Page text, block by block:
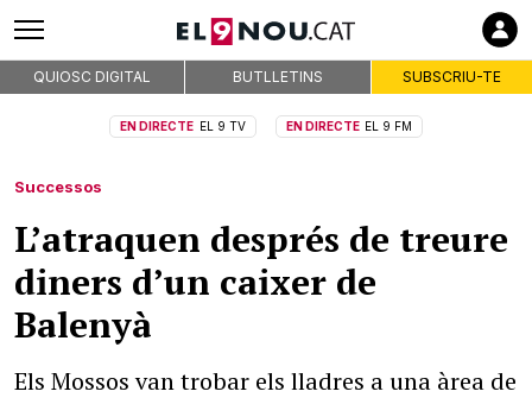
QUIOSC DIGITAL BUTLLETINS SUBSCRIU-TE
EN DIRECTE EL 9 TV EN DIRECTE EL 9 FM
Successos
L’atraquen després de treure
diners d’un caixer de
Balenyà
Els Mossos van trobar els lladres a una àrea de